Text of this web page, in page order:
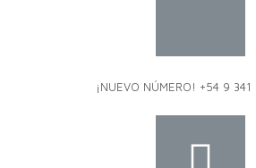
¡NUEVO NÚMERO! +54 9